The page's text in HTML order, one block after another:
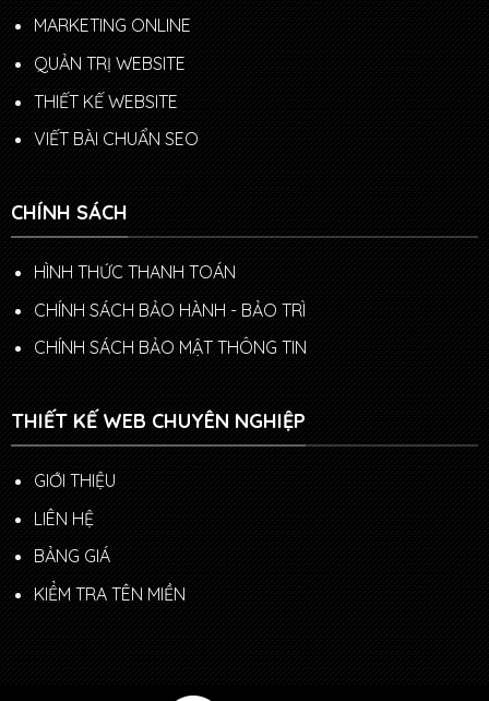
MARKETING ONLINE
QUẢN TRỊ WEBSITE
THIẾT KẾ WEBSITE
VIẾT BÀI CHUẨN SEO
CHÍNH SÁCH
HÌNH THỨC THANH TOÁN
CHÍNH SÁCH BẢO HÀNH - BẢO TRÌ
CHÍNH SÁCH BẢO MẬT THÔNG TIN
THIẾT KẾ WEB CHUYÊN NGHIỆP
GIỚI THIỆU
LIÊN HỆ
BẢNG GIÁ
KIỂM TRA TÊN MIỀN